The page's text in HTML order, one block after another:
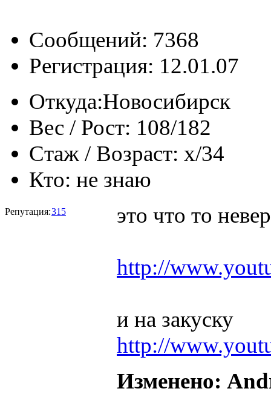
Сообщений: 7368
Регистрация: 12.01.07
Откуда:Новосибирск
Вес / Рост: 108/182
Стаж / Возраст: x/34
Кто: не знаю
Репутация:315 это что то
http://
и на закуску
http://
Изменено: